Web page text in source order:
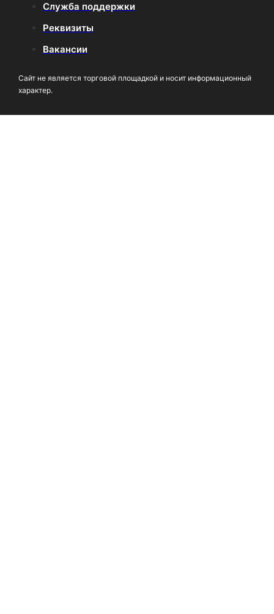
Служба поддержки
Реквизиты
Вакансии
Сайт не является торговой площадкой и носит информационный
характер.